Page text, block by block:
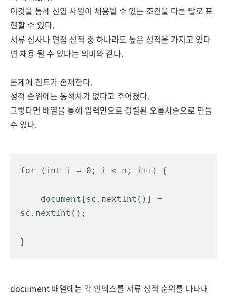
이것을 통해 신입 사원이 채용될 수 있는 조건을 다른 말로 표
현할 수 있다.
서류 심사나 면접 성적 중 하나라도 높은 성적을 가지고 있다
면 채용 될 수 있다는 의미와 같다.
문제에 힌트가 존재한다.
성적 순위에는 동석차가 없다고 주어졌다.
그렇다면 배열을 통해 입력만으로 정렬된 오름차순으로 만들
수 있다.
for (int i = 0; i < n; i++) {
sc.nextInt();
}
document 배열에는 각 인덱스를 서류 성적 순위를 나타내